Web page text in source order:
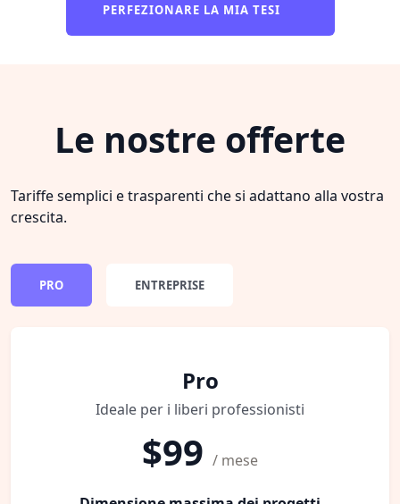
PERFEZIONARE LA MIA TESI
Le nostre offerte
Tariffe semplici e trasparenti che si adattano alla vostra
crescita.
PRO ENTREPRISE
Pro
Ideale per i liberi professionisti
$99 / mese